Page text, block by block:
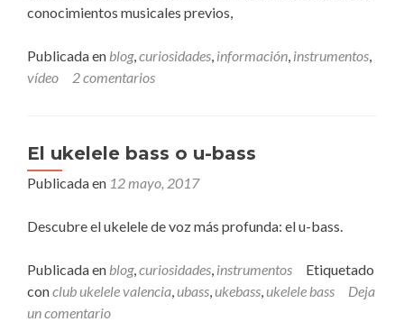
conocimientos musicales previos,
Publicada en blog,curiosidades, información, instrumentos,
vídeo
2 comentarios
El ukelele bass o u-bass
Publicada en 12 mayo, 2017
Descubre el ukelele de voz más profunda: el u-bass.
Publicada en blog,curiosidades, instrumentos
Etiquetado
conclub ukelele valencia,ubass,ukebass,ukelele bass
Deja
un comentario